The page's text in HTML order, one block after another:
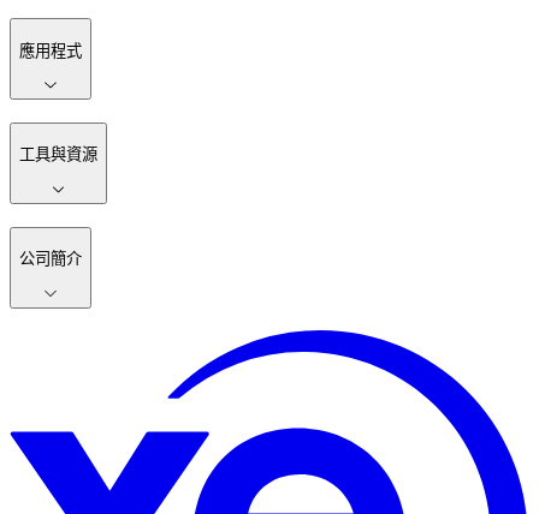
應用程式
工具與資源
公司簡介